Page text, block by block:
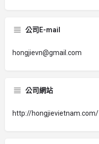
公司E-mail
hongjievn@gmail.com
公司網站
http://hongjievietnam.com/